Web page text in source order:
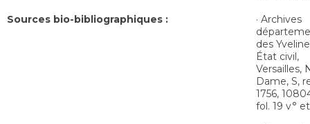
Sources bio-bibliographiques :
· Archives
des
État civil,
Versailles,
Dame, S,
1756,
fol. 19 v°